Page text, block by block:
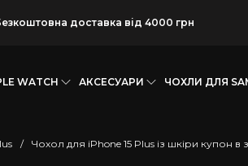
доставка від 4000 грн
WATCH АКСЕСУАРИ ЧОХЛИ ДЛЯ
/ Чохол для iPhone 15 Plus із шкіри купон